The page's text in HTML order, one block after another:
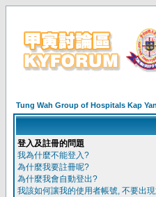
Tung Wah Group of Hospitals Kap
登入及註冊的問題
我為什麼不能登入?
為什麼我要註冊呢?
為什麼我會自動登出?
我該如何讓我的使用者帳號, 不要出